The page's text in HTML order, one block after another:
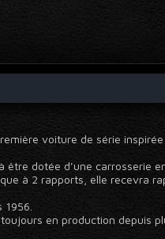
voiture de série
dotée d’une carrosserie
à 2 rapports, elle recevra
en production depuis